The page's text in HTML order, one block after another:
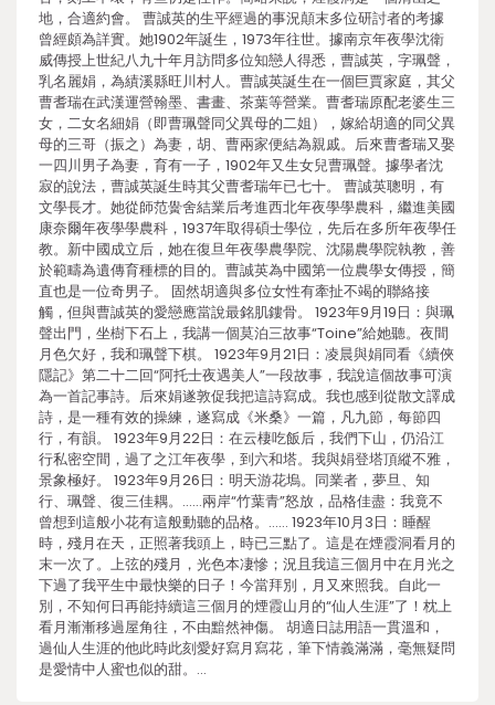
地，合適約會。 曹誠英的生平經過的事況顛末多位研討者的考據
曾經頗為詳實。她1902年誕生，1973年往世。據南京年夜學沈衛
威傳授上世紀八九十年月訪問多位知戀人得悉，曹誠英，字珮聲，
乳名麗娟，為績溪縣旺川村人。曹誠英誕生在一個巨賈家庭，其父
曹耆瑞在武漢運營翰墨、書畫、茶葉等營業。曹耆瑞原配老婆生三
女，二女名細娟（即曹珮聲同父異母的二姐），嫁給胡適的同父異
母的三哥（振之）為妻，胡、曹兩家便結為親戚。后來曹耆瑞又娶
一四川男子為妻，育有一子，1902年又生女兒曹珮聲。據學者沈
寂的說法，曹誠英誕生時其父曹耆瑞年已七十。 曹誠英聰明，有
文學長才。她從師范黌舍結業后考進西北年夜學學農科，繼進美國
康奈爾年夜學學農科，1937年取得碩士學位，先后在多所年夜學任
教。新中國成立后，她在復旦年夜學農學院、沈陽農學院執教，善
於範疇為遺傳育種標的目的。曹誠英為中國第一位農學女傳授，簡
直也是一位奇男子。 固然胡適與多位女性有牽扯不竭的聯絡接
觸，但與曹誠英的愛戀應當說最銘肌鏤骨。 1923年9月19日：與珮
聲出門，坐樹下石上，我講一個莫泊三故事“Toine”給她聽。夜間
月色欠好，我和珮聲下棋。 1923年9月21日：凌晨與娟同看《續俠
隱記》第二十二回“阿托士夜遇美人”一段故事，我說這個故事可演
為一首記事詩。后來娟遂敦促我把這詩寫成。我也感到從散文譯成
詩，是一種有效的操練，遂寫成《米桑》一篇，凡九節，每節四
行，有韻。 1923年9月22日：在云棲吃飯后，我們下山，仍沿江
行私密空間，過了之江年夜學，到六和塔。我與娟登塔頂縱不雅，
景象極好。 1923年9月26日：明天游花塢。同業者，夢旦、知
行、珮聲、復三佳耦。……兩岸“竹葉青”怒放，品格佳盡：我竟不
曾想到這般小花有這般動聽的品格。…… 1923年10月3日：睡醒
時，殘月在天，正照著我頭上，時已三點了。這是在煙霞洞看月的
末一次了。上弦的殘月，光色本凄慘；況且我這三個月中在月光之
下過了我平生中最快樂的日子！今當拜別，月又來照我。自此一
別，不知何日再能持續這三個月的煙霞山月的“仙人生涯”了！枕上
看月漸漸移過屋角往，不由黯然神傷。 胡適日誌用語一貫溫和，
過仙人生涯的他此時此刻愛好寫月寫花，筆下情義滿滿，毫無疑問
是愛情中人蜜也似的甜。…